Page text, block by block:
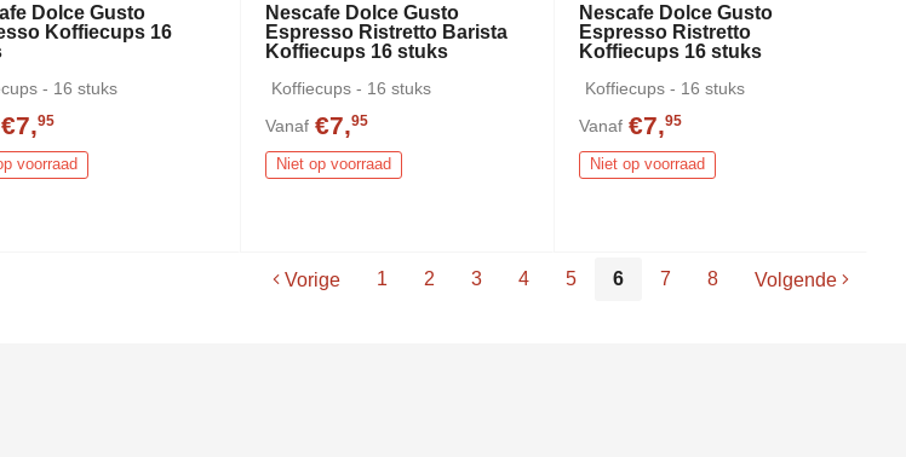
Dolce Gusto
Koffiecups 16
- 16 stuks
€7,95
voorraad
Nescafe Dolce Gusto
Espresso Ristretto Barista
Koffiecups 16 stuks
Koffiecups - 16 stuks
Vanaf €7,95
Niet op voorraad
Nescafe Dolce Gusto
Espresso Ristretto
Koffiecups 16 stuks
Koffiecups - 16 stuks
Vanaf €7,95
Niet op voorraad
Vorige 1 2 3 4 5 6 7 8 Volgende